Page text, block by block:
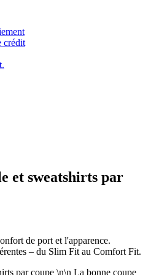
crédit
et sweatshirts par
de port et l'apparence.
– du Slim Fit au Comfort Fit.
par coupe \n\n La bonne coupe